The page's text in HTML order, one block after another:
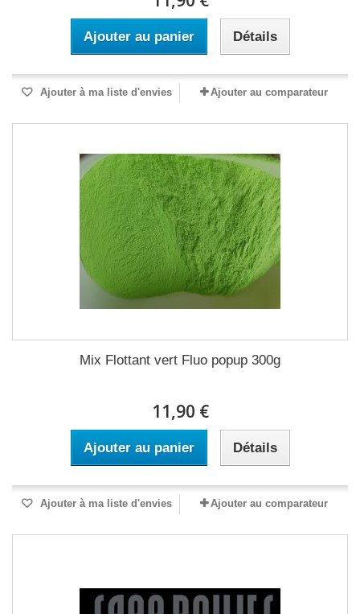
Ajouter au panier Détails
Ajouter à ma liste d'envies Ajouter au comparateur
Mix Flottant vert Fluo popup 300g
11,90 €
Ajouter au panier Détails
Ajouter à ma liste d'envies Ajouter au comparateur